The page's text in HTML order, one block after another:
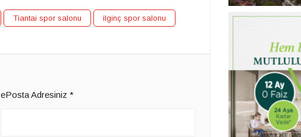
Tiantai spor salonu ilginç spor salonu
ePosta Adresiniz *